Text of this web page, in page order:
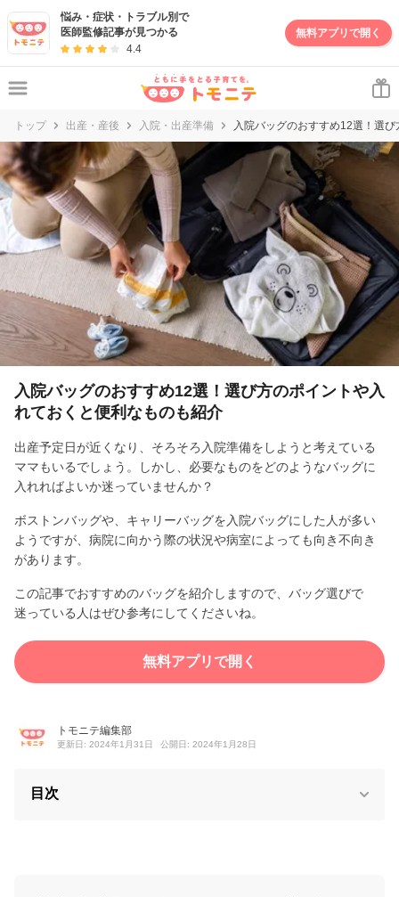
悩み・症状・トラブル別で
医師監修記事が見つかる
4.4
無料アプリで開く
トップ 出産・産後 入院・出産準備 入院バッグのおすすめ12選！選
入院バッグのおすすめ12選！選び方のポイントや入
れておくと便利なものも紹介
出産予定日が近くなり、そろそろ入院準備をしようと考えている
ママもいるでしょう。しかし、必要なものをどのようなバッグに
入れればよいか迷っていませんか？
ボストンバッグや、キャリーバッグを入院バッグにした人が多い
ようですが、病院に向かう際の状況や病室によっても向き不向き
があります。
この記事でおすすめのバッグを紹介しますので、バッグ選びで
迷っている人はぜひ参考にしてくださいね。
無料アプリで開く
トモニテ編集部
更新日: 2024年1月31日 公開日: 2024年1月28日
目次
妊娠・出産・子育て情報サイト | トモニテ